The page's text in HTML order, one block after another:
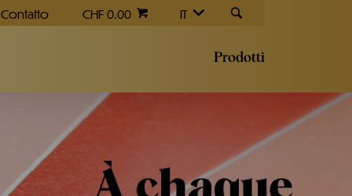
Contatto CHF 0.00 IT
Prodotti